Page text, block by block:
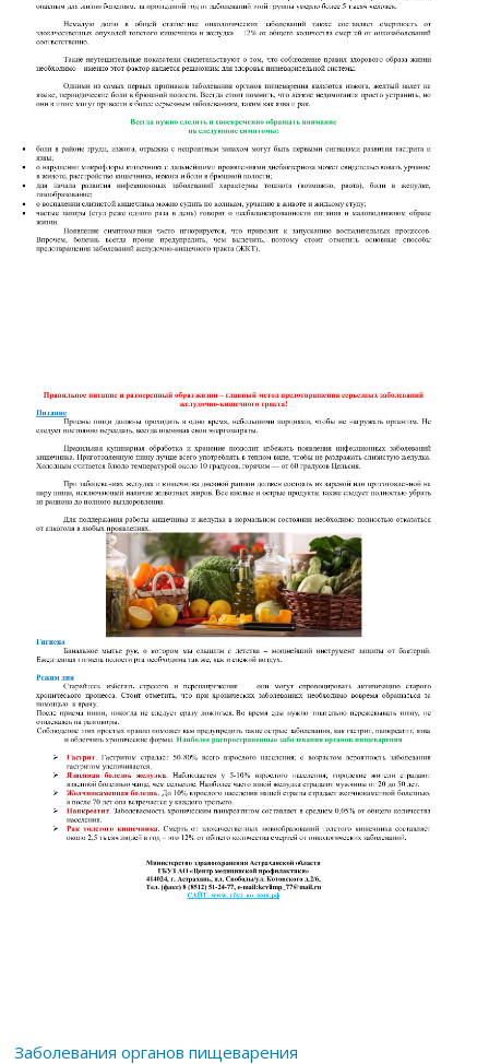
Заболевания органов пищеварения